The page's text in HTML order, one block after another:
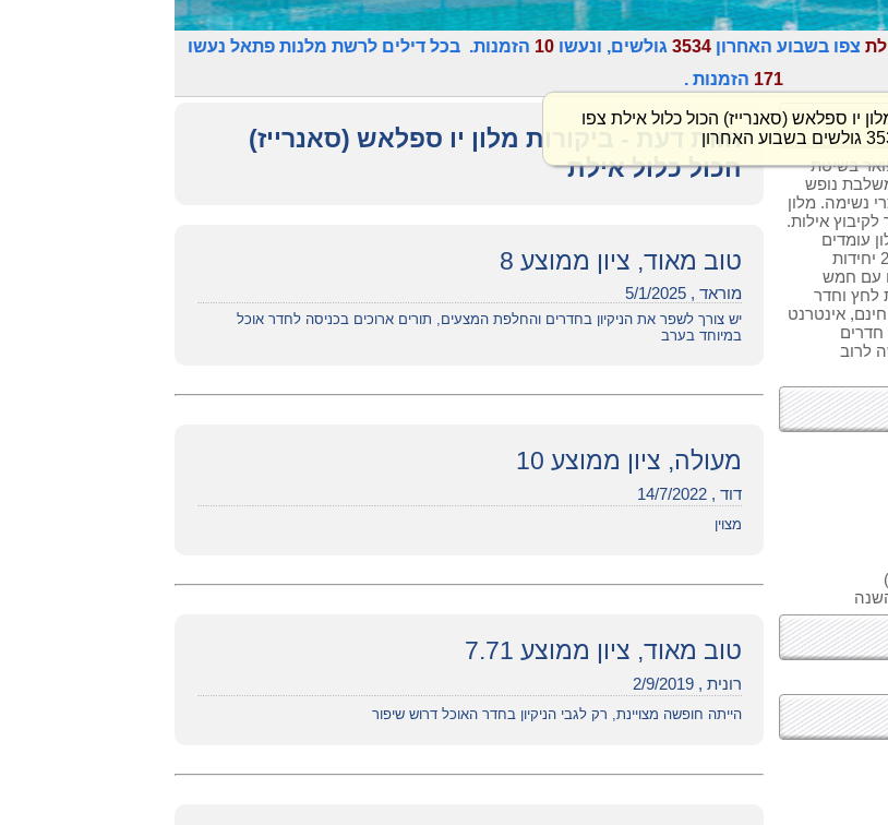
צפו בשבוע האחרון3534 גולשים, ונעשו10 הזמנות. בכל דילים לרשת מלנות פתאל נעשו
171 הזמנות .
חוות דעת - ביקורות מלון יו ספלאש (סאנרייז)
הכול כלול אילת
טוב מאוד, ציון ממוצע 8
מוראד , 5/1/2025
יש צורך לשפר את הניקיון בחדרים והחלפת המצעים, תורים ארוכים בכניסה לחדר אוכל
במיוחד בערב
מעולה, ציון ממוצע 10
דוד , 14/7/2022
מצוין
טוב מאוד, ציון ממוצע 7.71
רונית , 2/9/2019
הייתה חופשה מצויינת, רק לגבי הניקיון בחדר האוכל דרוש שיפור
בשיטת
נופש
נשימה. מלון
אילות.
עומדים
לרשות המתארחים 279 חדרי אירוח וסוויטות מפוארות ב- 25 יחידות
עם חמש
לחץ וחדר
אינטרנט
חדרים
לרוב
יו ספלאש (סאנרייז) הכול כלול אילת צפו
האחרון